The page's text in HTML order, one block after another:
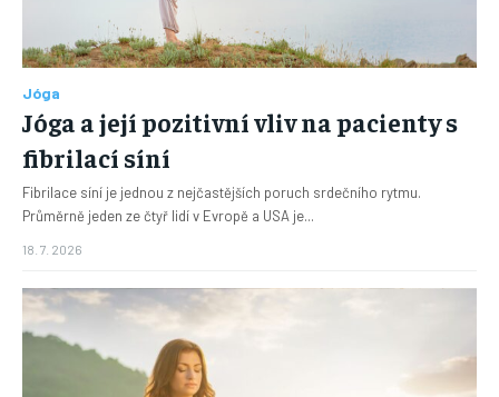
Jóga
Jóga a její pozitivní vliv na pacienty s
fibrilací síní
Fibrilace síní je jednou z nejčastějších poruch srdečního rytmu.
Průměrně jeden ze čtyř lidí v Evropě a USA je...
18. 7. 2026